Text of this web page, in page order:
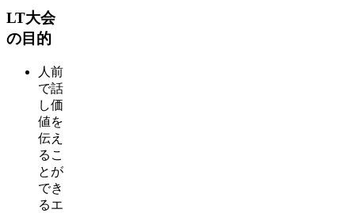
LT大会
の目的
人前
で話
し価
値を
伝え
るこ
とが
でき
るエ